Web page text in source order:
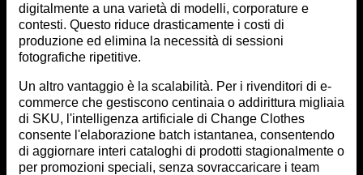
digitalmente a una varietà di modelli, corporature e
contesti. Questo riduce drasticamente i costi di
produzione ed elimina la necessità di sessioni
fotografiche ripetitive.
Un altro vantaggio è la scalabilità. Per i rivenditori di e-
commerce che gestiscono centinaia o addirittura migliaia
di SKU, l'intelligenza artificiale di Change Clothes
consente l'elaborazione batch istantanea, consentendo
di aggiornare interi cataloghi di prodotti stagionalmente o
per promozioni speciali, senza sovraccaricare i team